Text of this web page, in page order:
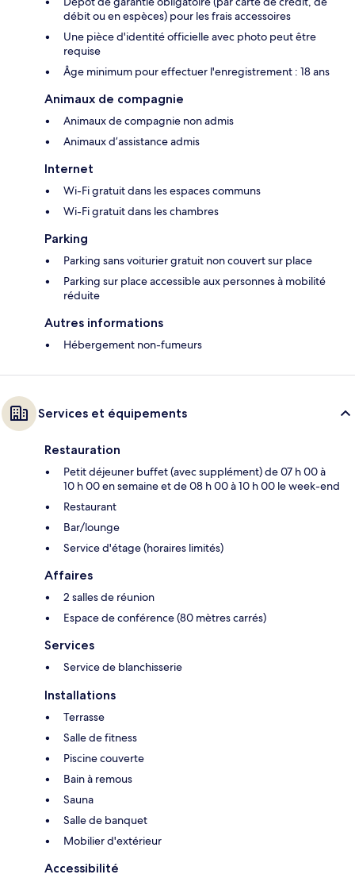
débit ou en espèces) pour les frais accessoires
Une pièce d'identité officielle avec photo peut être
requise
Âge minimum pour effectuer l'enregistrement : 18 ans
Animaux de compagnie
Animaux de compagnie non admis
Animaux d’assistance admis
Internet
Wi-Fi gratuit dans les espaces communs
Wi-Fi gratuit dans les chambres
Parking
Parking sans voiturier gratuit non couvert sur place
Parking sur place accessible aux personnes à mobilité
réduite
Autres informations
Hébergement non-fumeurs
Services et équipements
Restauration
Petit déjeuner buffet (avec supplément) de 07 h 00 à
10 h 00 en semaine et de 08 h 00 à 10 h 00 le week-end
Restaurant
Bar/lounge
Service d'étage (horaires limités)
Affaires
2 salles de réunion
Espace de conférence (80 mètres carrés)
Services
Service de blanchisserie
Installations
Terrasse
Salle de fitness
Piscine couverte
Bain à remous
Sauna
Salle de banquet
Mobilier d'extérieur
Accessibilité